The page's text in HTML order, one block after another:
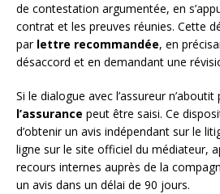
de contestation argumentée, en
contrat et les preuves réunies. Cette
par lettre recommandée, en
désaccord et en demandant une
Si le dialogue avec l’assureur n’aboutit
l’assurance peut être saisi. Ce
d’obtenir un avis indépendant sur le
ligne sur le site officiel du médiateur,
recours internes auprès de la
un avis dans un délai de 90 jours.